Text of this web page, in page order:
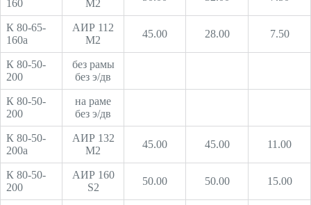
160
М2
К 80-65-
160а
АИР 112
М2
45.00 28.00 7.50
К 80-50-
200
без рамы
без э/дв
К 80-50-
200
на раме
без э/дв
К 80-50-
200а
АИР 132
М2
45.00 45.00 11.00
К 80-50-
200
АИР 160
S2
50.00 50.00 15.00